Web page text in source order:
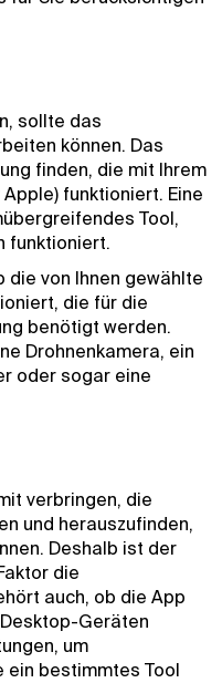
sollte das
können. Das
finden, die mit Ihrem
funktioniert. Eine
Tool,
funktioniert.
die von Ihnen gewählte
die für die
benötigt werden.
Drohnenkamera, ein
oder sogar eine
verbringen, die
und herauszufinden,
Deshalb ist der
die
auch, ob die App
Geräten
um
ein bestimmtes Tool